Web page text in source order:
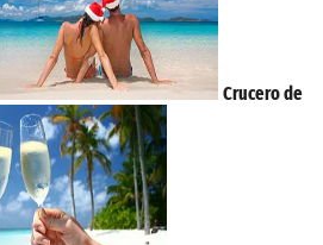
Crucero de